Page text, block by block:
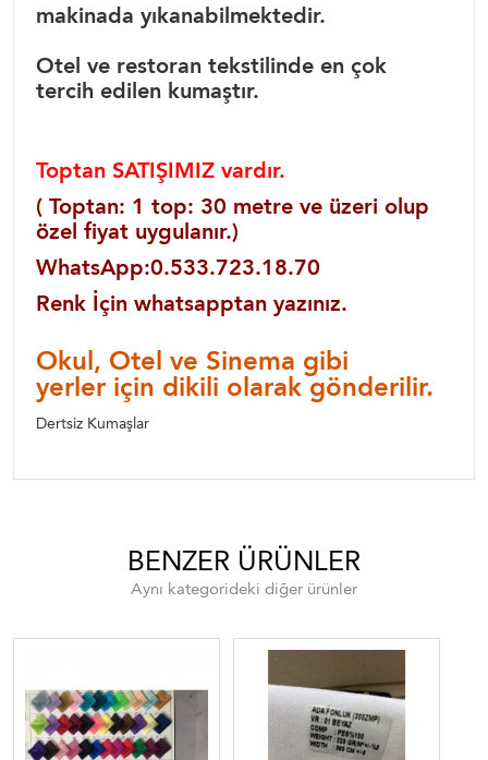
makinada yıkanabilmektedir.
Otel ve restoran tekstilinde en çok
tercih edilen kumaştır.
Toptan SATIŞIMIZ vardır.
( Toptan: 1 top: 30 metre ve üzeri olup
özel fiyat uygulanır.)
WhatsApp:0.533.723.18.70
Renk İçin whatsapptan yazınız.
Okul, Otel ve Sinema gibi
yerler için dikili olarak gönderilir.
Dertsiz Kumaşlar
BENZER ÜRÜNLER
Aynı kategorideki diğer ürünler